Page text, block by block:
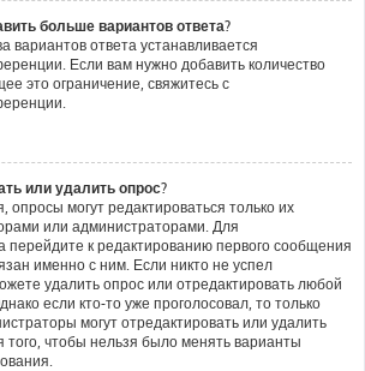
больше вариантов ответа?
вариантов ответа устанавливается
Если вам нужно добавить количество
это ограничение, свяжитесь с
или удалить опрос?
опросы могут редактироваться только их
или администраторами. Для
перейдите к редактированию первого сообщения
именно с ним. Если никто не успел
удалить опрос или отредактировать любой
если кто-то уже проголосовал, то только
могут отредактировать или удалить
того, чтобы нельзя было менять варианты